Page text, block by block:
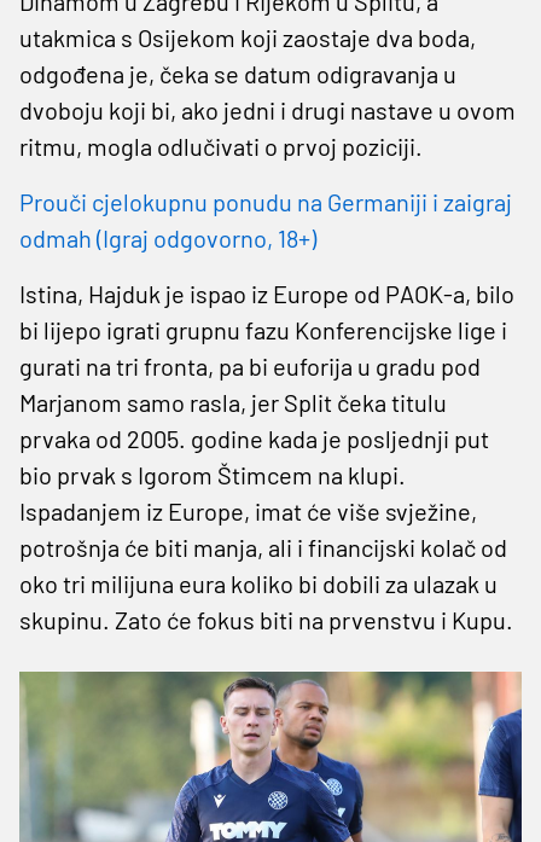
utakmica s Osijekom koji zaostaje dva boda,
odgođena je, čeka se datum odigravanja u
dvoboju koji bi, ako jedni i drugi nastave u ovom
ritmu, mogla odlučivati o prvoj poziciji.
Prouči cjelokupnu ponudu na Germaniji i zaigraj
odmah (Igraj odgovorno, 18+)
Istina, Hajduk je ispao iz Europe od PAOK-a, bilo
bi lijepo igrati grupnu fazu Konferencijske lige i
gurati na tri fronta, pa bi euforija u gradu pod
Marjanom samo rasla, jer Split čeka titulu
prvaka od 2005. godine kada je posljednji put
bio prvak s Igorom Štimcem na klupi.
Ispadanjem iz Europe, imat će više svježine,
potrošnja će biti manja, ali i financijski kolač od
oko tri milijuna eura koliko bi dobili za ulazak u
skupinu. Zato će fokus biti na prvenstvu i Kupu.